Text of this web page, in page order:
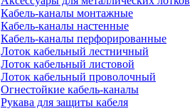
Кабель-каналы монтажные
Кабель-каналы настенные
Кабель-каналы перфорированные
Лоток кабельный лестничный
Лоток кабельный листовой
Лоток кабельный проволочный
Огнестойкие кабель-каналы
Рукава для защиты кабеля